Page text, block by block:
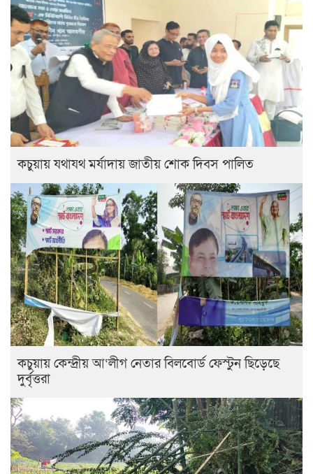
কচুয়ায় যথাযথ মর্যাদায় জাতীয় শোক দিবস পালিত
কচুয়ায় কেন্দ্রীয় আ‘লীগ নেতার বিলবোর্ড ফেস্টুন ছিড়েছে
দুর্বৃত্তরা